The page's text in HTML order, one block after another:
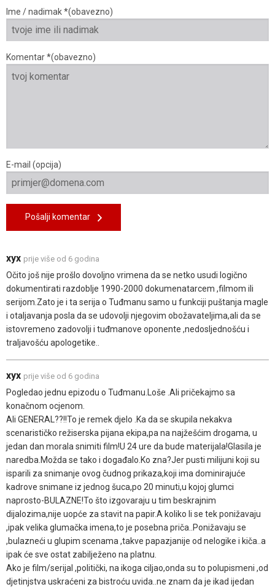
Ime / nadimak *(obavezno)
Komentar *(obavezno)
E-mail (opcija)
Pošalji komentar
xyx prije više od 6 godina
Očito još nije prošlo dovoljno vrimena da se netko usudi logično
dokumentirati razdoblje 1990-2000 dokumenatarcem ,filmom ili
serijom.Zato je i ta serija o Tuđmanu samo u funkciji puštanja magle
i otaljavanja posla da se udovolji njegovim obožavateljima,ali da se
istovremeno zadovolji i tuđmanove oponente ,nedosljednošću i
traljavošću apologetike..
xyx prije više od 6 godina
Pogledao jednu epizodu o Tuđmanu.Loše .Ali pričekajmo sa
konačnom ocjenom.
Ali GENERAL??!!To je remek djelo .Ka da se skupila nekakva
scenarističko režiserska pijana ekipa,pa na najžešćim drogama, u
jedan dan morala snimiti film!U 24 ure da bude materijala!Glasila je
naredba.Možda se tako i događalo.Ko zna?Jer pusti milijuni koji su
isparili za snimanje ovog čudnog prikaza,koji ima dominirajuće
kadrove snimane iz jednog šuca,po 20 minuti,u kojoj glumci
naprosto-BULAZNE!To što izgovaraju u tim beskrajnim
dijalozima,nije uopće za stavit na papir.A koliko li se tek ponižavaju
,ipak velika glumačka imena,to je posebna priča..Ponižavaju se
,bulazneći u glupim scenama ,takve papazjanije od nelogike i kiča..a
ipak će sve ostat zabilježeno na platnu.
Ako je film/serijal ,politički, na ikoga ciljao,onda su to polupismeni ,od
djetinjstva uskraćeni za bistroću uvida..ne znam da je ikad ijedan